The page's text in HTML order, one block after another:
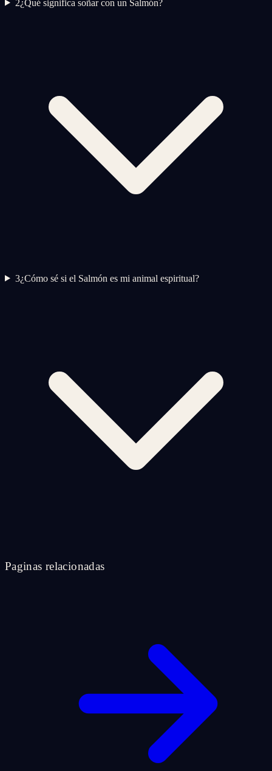
2¿Qué significa soñar con un Salmón?
3¿Cómo sé si el Salmón es mi animal espiritual?
Paginas relacionadas